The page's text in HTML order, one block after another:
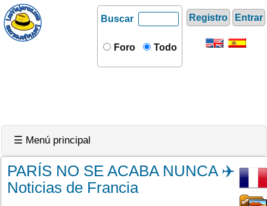
Registro Entrar
Buscar
Foro Todo
☰ Menú principal
PARÍS NO SE ACABA NUNCA ✈️
Noticias de Francia